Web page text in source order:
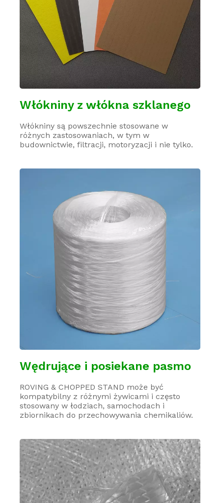
Włókniny z włókna szklanego
Włókniny są powszechnie stosowane w
różnych zastosowaniach, w tym w
budownictwie, filtracji, motoryzacji i nie tylko.
Wędrujące i posiekane pasmo
ROVING & CHOPPED STAND może być
kompatybilny z różnymi żywicami i często
stosowany w łodziach, samochodach i
zbiornikach do przechowywania chemikaliów.